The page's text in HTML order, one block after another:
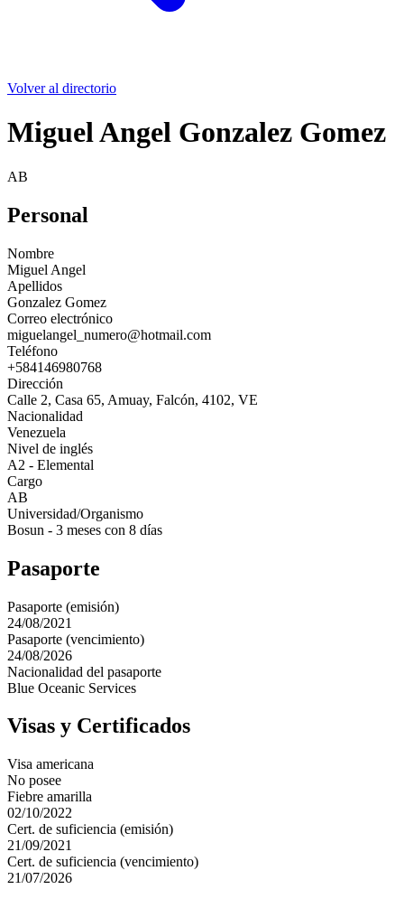
Volver al directorio
Miguel Angel Gonzalez Gomez
AB
Personal
Nombre
Miguel Angel
Apellidos
Gonzalez Gomez
Correo electrónico
miguelangel_numero@hotmail.com
Teléfono
+584146980768
Dirección
Calle 2, Casa 65, Amuay, Falcón, 4102, VE
Nacionalidad
Venezuela
Nivel de inglés
A2 - Elemental
Cargo
AB
Universidad/Organismo
Bosun - 3 meses con 8 días
Pasaporte
Pasaporte (emisión)
24/08/2021
Pasaporte (vencimiento)
24/08/2026
Nacionalidad del pasaporte
Blue Oceanic Services
Visas y Certificados
Visa americana
No posee
Fiebre amarilla
02/10/2022
Cert. de suficiencia (emisión)
21/09/2021
Cert. de suficiencia (vencimiento)
21/07/2026